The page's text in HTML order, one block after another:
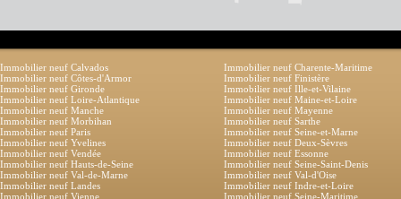
Immobilier neuf Calvados
Immobilier neuf Charente-Maritime
Immobilier neuf Côtes-d'Armor
Immobilier neuf Finistère
Immobilier neuf Gironde
Immobilier neuf Ille-et-Vilaine
Immobilier neuf Loire-Atlantique
Immobilier neuf Maine-et-Loire
Immobilier neuf Manche
Immobilier neuf Mayenne
Immobilier neuf Morbihan
Immobilier neuf Sarthe
Immobilier neuf Paris
Immobilier neuf Seine-et-Marne
Immobilier neuf Yvelines
Immobilier neuf Deux-Sèvres
Immobilier neuf Vendée
Immobilier neuf Essonne
Immobilier neuf Hauts-de-Seine
Immobilier neuf Seine-Saint-Denis
Immobilier neuf Val-de-Marne
Immobilier neuf Val-d'Oise
Immobilier neuf Landes
Immobilier neuf Indre-et-Loire
Immobilier neuf Vienne
Immobilier neuf Seine-Maritime